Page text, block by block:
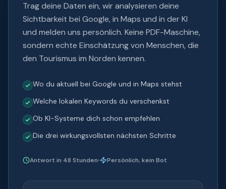
Trag deine Daten ein, wir analysieren deine
Sichtbarkeit bei Google, in Maps und in der KI
und melden uns persönlich. Keine PDF-Maschine,
sondern echte Einschätzung von Menschen, die
den Tourismus im Norden kennen.
Wo du aktuell bei Google und in Maps stehst
Welche lokalen Keywords du verschenkst
Ob KI-Systeme dich schon empfehlen
Die drei wirkungsvollsten nächsten Schritte
Antwort in 48 Stunden Persönlich, kein Bot